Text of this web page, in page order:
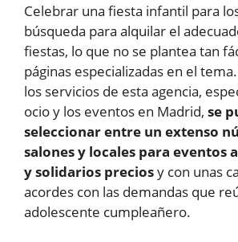
Celebrar una fiesta infantil para
búsqueda para alquilar el
fiestas, lo que no se plantea tan
páginas especializadas en el
los servicios de esta agencia,
ocio y los eventos en Madrid, se
seleccionar entre un extenso
salones y locales para eventos
y solidarios preciosy con unas
acordes con las demandas que
adolescente cumpleañero.